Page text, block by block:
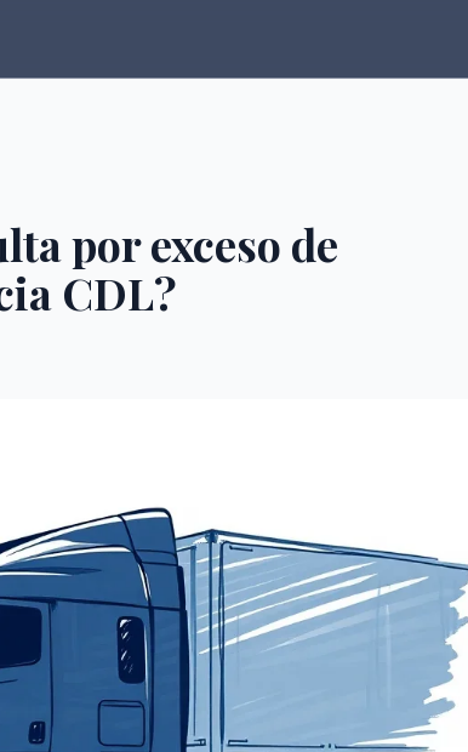
por exceso de
CDL?